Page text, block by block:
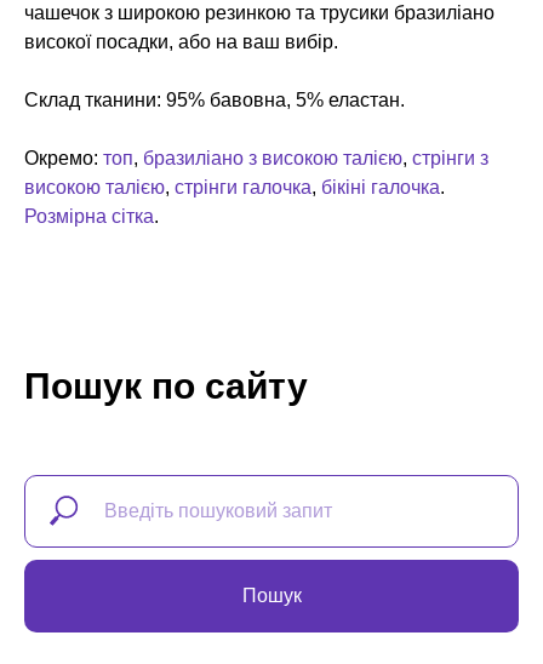
чашечок з широкою резинкою та трусики бразиліано
високої посадки, або на ваш вибір.
Склад тканини: 95% бавовна, 5% еластан.
Окремо: топ, бразиліано з високою талією, стрінги з
високою талією, стрінги галочка, бікіні галочка.
Розмірна сітка.
Пошук по сайту
Пошук